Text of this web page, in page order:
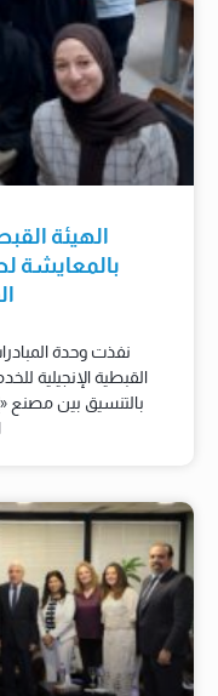
الهيئة
بالمعايشة
نفذت وحدة
القبطية الإنجيلية
بالتنسيق بين مصنع